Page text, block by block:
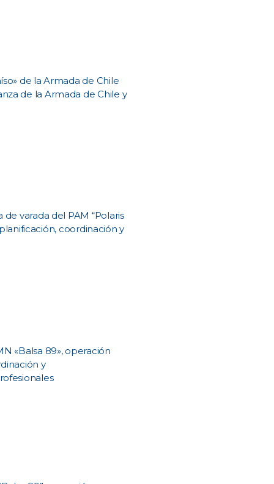
de la Armada de Chile
de la Armada de Chile y
varada del PAM “Polaris
coordinación y
«Balsa 89», operación
y